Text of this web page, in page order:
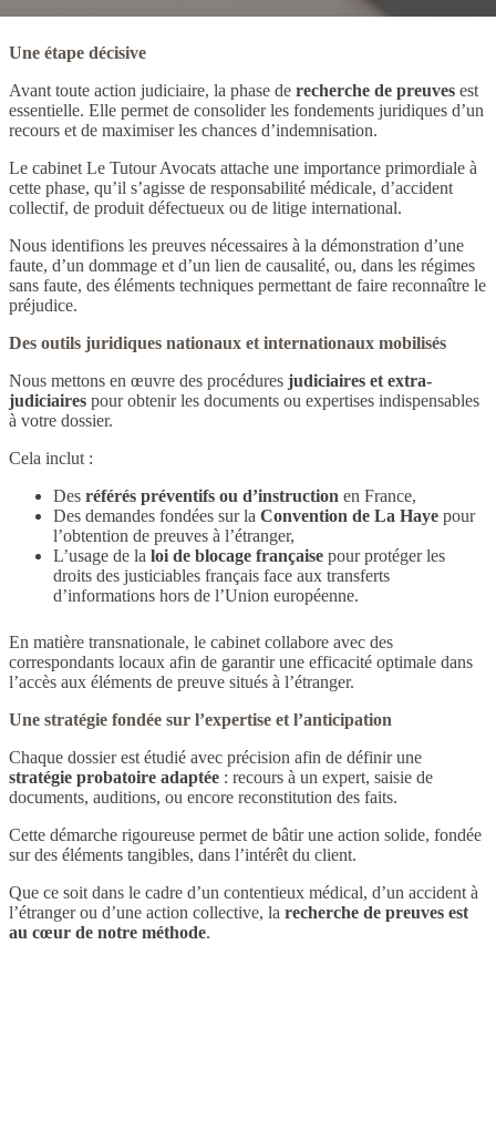
Une étape décisive
Avant toute action judiciaire, la phase de recherche de preuves est
essentielle. Elle permet de consolider les fondements juridiques d’un
recours et de maximiser les chances d’indemnisation.
Le cabinet Le Tutour Avocats attache une importance primordiale à
cette phase, qu’il s’agisse de responsabilité médicale, d’accident
collectif, de produit défectueux ou de litige international.
Nous identifions les preuves nécessaires à la démonstration d’une
faute, d’un dommage et d’un lien de causalité, ou, dans les régimes
sans faute, des éléments techniques permettant de faire reconnaître le
préjudice.
Des outils juridiques nationaux et internationaux mobilisés
Nous mettons en œuvre des procédures judiciaires et extra-
judiciaires pour obtenir les documents ou expertises indispensables
à votre dossier.
Cela inclut :
Des référés préventifs ou d’instruction en France,
Des demandes fondées sur la Convention de La Haye pour
l’obtention de preuves à l’étranger,
L’usage de la loi de blocage française pour protéger les
droits des justiciables français face aux transferts
d’informations hors de l’Union européenne.
En matière transnationale, le cabinet collabore avec des
correspondants locaux afin de garantir une efficacité optimale dans
l’accès aux éléments de preuve situés à l’étranger.
Une stratégie fondée sur l’expertise et l’anticipation
Chaque dossier est étudié avec précision afin de définir une
stratégie probatoire adaptée : recours à un expert, saisie de
documents, auditions, ou encore reconstitution des faits.
Cette démarche rigoureuse permet de bâtir une action solide, fondée
sur des éléments tangibles, dans l’intérêt du client.
Que ce soit dans le cadre d’un contentieux médical, d’un accident à
l’étranger ou d’une action collective, la recherche de preuves est
au cœur de notre méthode.